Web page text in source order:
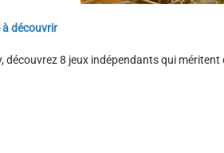
à découvrir
découvrez 8 jeux indépendants qui